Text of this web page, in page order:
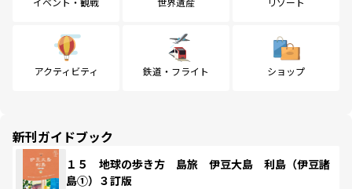
アクティビティ 鉄道・フライト ショップ
新刊ガイドブック
１５ 地球の歩き方 島旅 伊豆大島 利島（伊豆諸
島①）３訂版